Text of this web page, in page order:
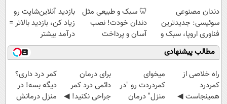
اقساطی😍
دندان مصنوعی
سوئیسی: جدیدترین
فناوری اروپا، سبک و
مقاوم | پرداخت
قسطی
🦷 سبک و طبیعی مثل
دندان خودت! نصب
آسان و پرداخت
اقساطی 💳 📍 تهران
بازدید آنلاین‌شاپت رو
زیاد کن، بازدید بالاتر =
درآمد بیشتر
مطالب پیشنهادی
‌راه خلاصی از
کمردرد
همینجاست ◀
میخوای
کمردردت رو "در
منزل" درمان
برای درمان
دائمی درد کمر
جراحی نکنید! ◀
کمر درد داری؟
دیگه بسه! در
منزل درمانش